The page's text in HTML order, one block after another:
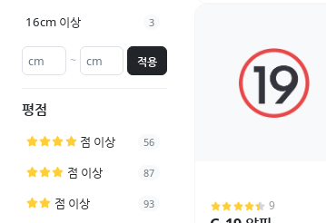
16cm 이상 3
~ 적용
평점
점 이상 56
점 이상 87
점 이상 93 9